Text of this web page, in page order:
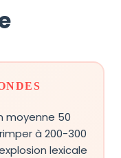
moyenne 50
à 200-300
lexicale